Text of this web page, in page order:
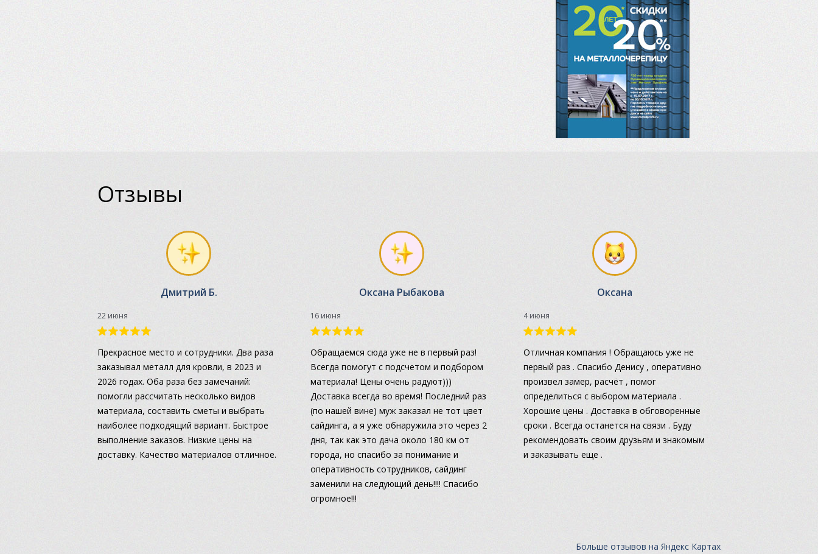
Отзывы
Дмитрий Б.
22 июня
Прекрасное место и сотрудники. Два раза
заказывал металл для кровли, в 2023 и
2026 годах. Оба раза без замечаний:
помогли рассчитать несколько видов
материала, составить сметы и выбрать
наиболее подходящий вариант. Быстрое
выполнение заказов. Низкие цены на
доставку. Качество материалов отличное.
Оксана Рыбакова
16 июня
Обращаемся сюда уже не в первый раз!
Всегда помогут с подсчетом и подбором
материала! Цены очень радуют)))
Доставка всегда во время! Последний раз
(по нашей вине) муж заказал не тот цвет
сайдинга, а я уже обнаружила это через 2
дня, так как это дача около 180 км от
города, но спасибо за понимание и
оперативность сотрудников, сайдинг
заменили на следующий день!!!! Спасибо
огромное!!!
Оксана
4 июня
Отличная компания ! Обращаюсь уже не
первый раз . Спасибо Денису , оперативно
произвел замер, расчёт , помог
определиться с выбором материала .
Хорошие цены . Доставка в обговоренные
сроки . Всегда останется на связи . Буду
рекомендовать своим друзьям и знакомым
и заказывать еще .
Больше отзывов на Яндекс Картах